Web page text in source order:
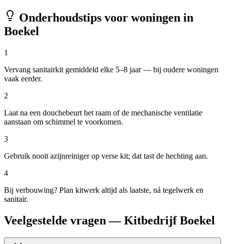
Onderhoudstips voor woningen in
Boekel
1
Vervang sanitairkit gemiddeld elke 5–8 jaar — bij oudere woningen
vaak eerder.
2
Laat na een douchebeurt het raam of de mechanische ventilatie
aanstaan om schimmel te voorkomen.
3
Gebruik nooit azijnreiniger op verse kit; dat tast de hechting aan.
4
Bij verbouwing? Plan kitwerk altijd als laatste, ná tegelwerk en
sanitair.
Veelgestelde vragen — Kitbedrijf Boekel